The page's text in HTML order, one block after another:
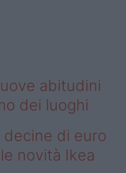
abitudini
dei luoghi
decine di euro
novità Ikea